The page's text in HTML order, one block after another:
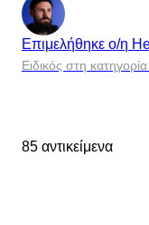
Επιμελήθηκε ο/η
Ειδικός στη
85 αντικείμενα